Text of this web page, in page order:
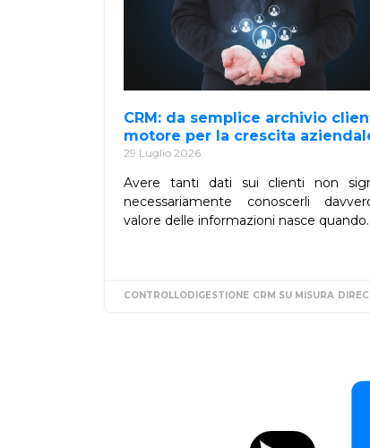
CRM: da semplice archivio
motore per la crescita
29 Luglio 2026
Avere tanti dati sui clienti non
necessariamente conoscerli
valore delle informazioni nasce
CONTROLLODIGESTIONE CRM SU MISURA